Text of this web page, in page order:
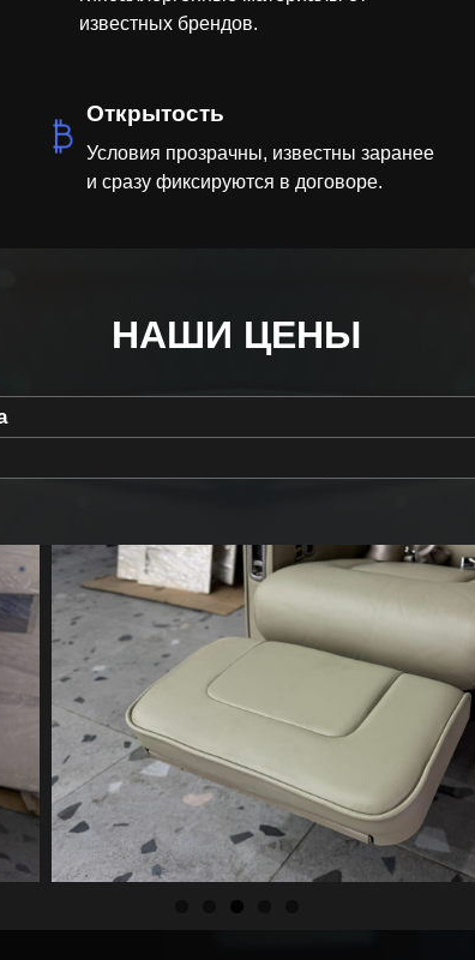
известных брендов.
Открытость
Условия прозрачны, известны заранее
и сразу фиксируются в договоре.
НАШИ ЦЕНЫ